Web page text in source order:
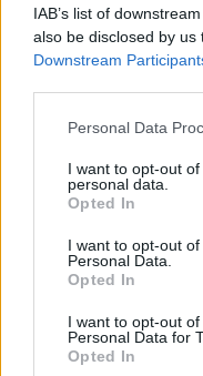
IAB’s list of
also be disclosed by
Downstream
Personal Data
I want to opt-out
personal data.
Opted In
I want to opt-out
Personal Data.
Opted In
I want to opt-out
Personal Data for
Opted In
DALLA HOME